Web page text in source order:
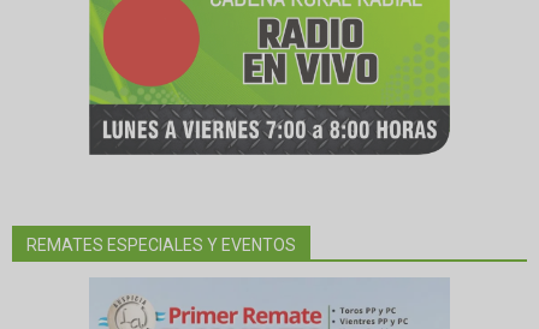
REMATES ESPECIALES Y EVENTOS